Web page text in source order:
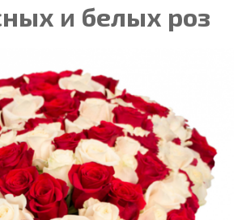
и белых роз